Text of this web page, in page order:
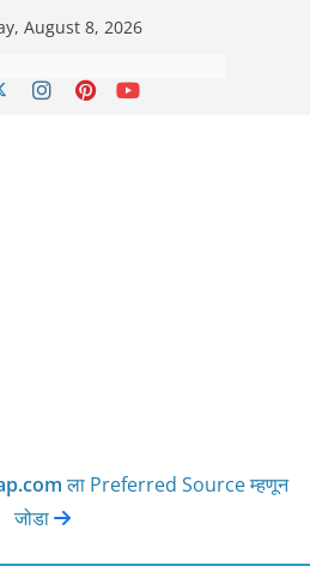
August 8, 2026
ला Preferred Source म्हणून
जोडा